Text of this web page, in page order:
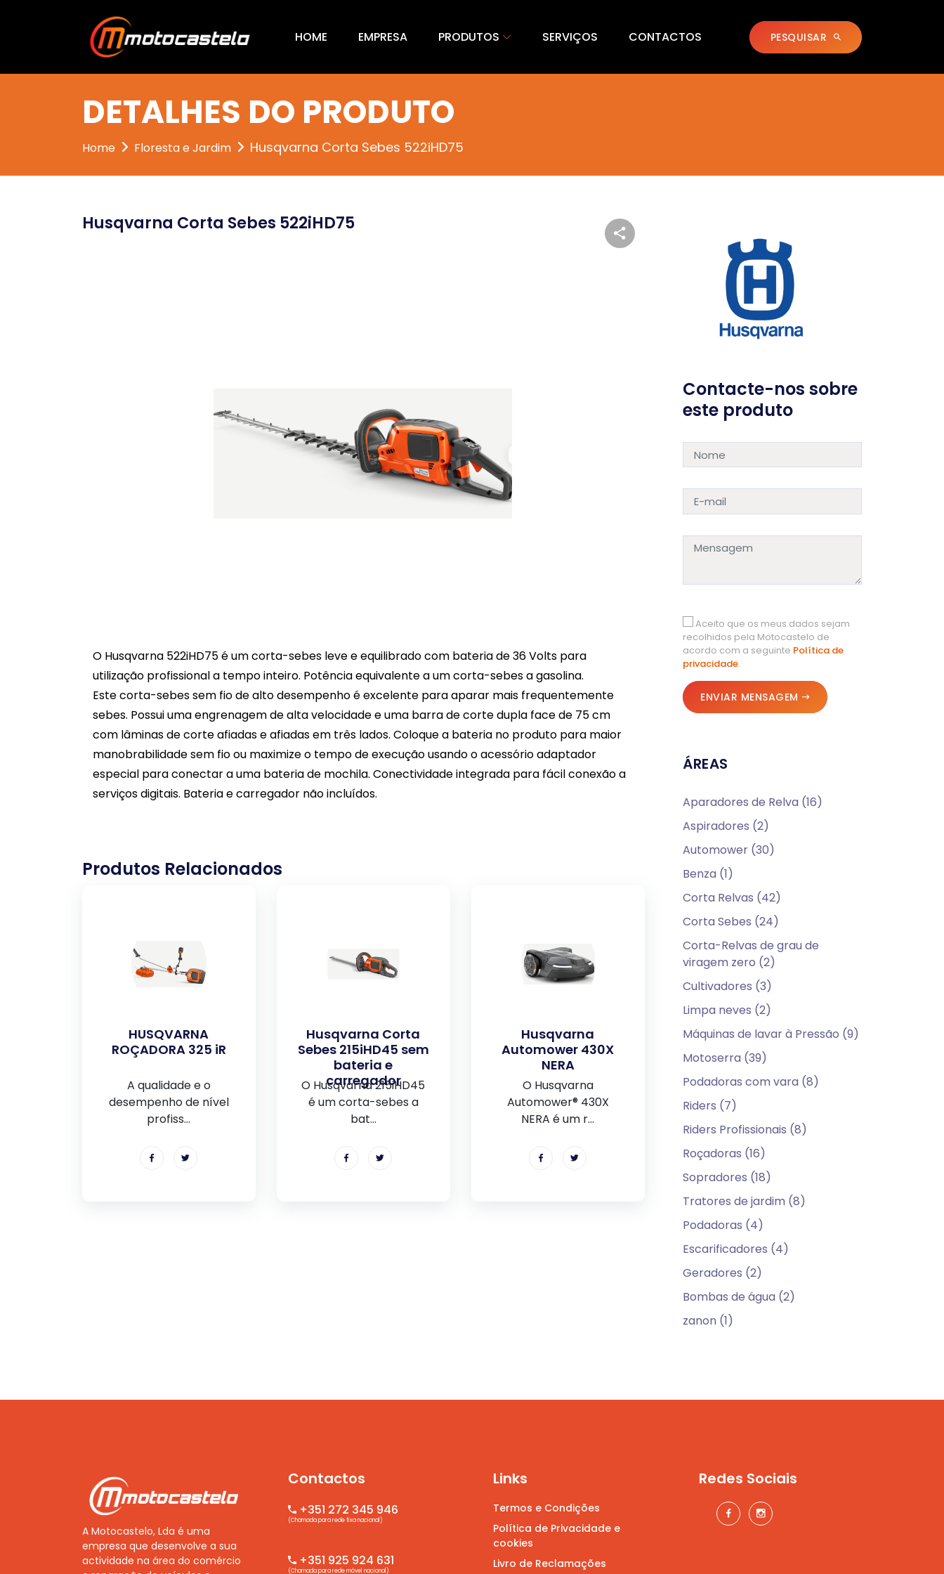
HOME EMPRESA PRODUTOS SERVIÇOS CONTACTOS PESQUISAR
DETALHES DO PRODUTO
Home Floresta e Jardim Husqvarna Corta Sebes 522iHD75
Husqvarna Corta Sebes 522iHD75
O Husqvarna 522iHD75 é um corta-sebes leve e equilibrado com bateria de 36 Volts para
utilização profissional a tempo inteiro. Potência equivalente a um corta-sebes a gasolina.
Este corta-sebes sem fio de alto desempenho é excelente para aparar mais frequentemente
sebes. Possui uma engrenagem de alta velocidade e uma barra de corte dupla face de 75 cm
com lâminas de corte afiadas e afiadas em três lados. Coloque a bateria no produto para maior
manobrabilidade sem fio ou maximize o tempo de execução usando o acessório adaptador
especial para conectar a uma bateria de mochila. Conectividade integrada para fácil conexão a
serviços digitais. Bateria e carregador não incluídos.
Produtos Relacionados
HUSQVARNA
ROÇADORA 325 iR
A qualidade e o
desempenho de nível
profiss...
Husqvarna Corta
Sebes 215iHD45 sem
bateria e
carregador
O Husqvarna 215iHD45
é um corta-sebes a
bat...
Husqvarna
Automower 430X
NERA
O Husqvarna
Automower® 430X
NERA é um r...
Contacte-nos sobre
este produto
Aceito que os meus dados sejam
recolhidos pela Motocastelo de
acordo com a seguinte Política de
privacidade.
ENVIAR MENSAGEM
ÁREAS
Aparadores de Relva (16)
Aspiradores (2)
Automower (30)
Benza (1)
Corta Relvas (42)
Corta Sebes (24)
Corta-Relvas de grau de
viragem zero (2)
Cultivadores (3)
Limpa neves (2)
Máquinas de lavar à Pressão (9)
Motoserra (39)
Podadoras com vara (8)
Riders (7)
Riders Profissionais (8)
Roçadoras (16)
Sopradores (18)
Tratores de jardim (8)
Podadoras (4)
Escarificadores (4)
Geradores (2)
Bombas de água (2)
zanon (1)
A Motocastelo, Lda é uma
empresa que desenvolve a sua
actividade na área do comércio
Contactos
+351 272 345 946
(Chamada para rede fixa nacional)
+351 925 924 631
(Chamada para rede móvel nacional)
Links
Termos e Condições
Política de Privacidade e
cookies
Livro de Reclamações
Redes Sociais